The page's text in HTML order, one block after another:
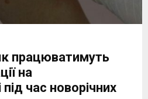
працюватимуть
на
час новорічних